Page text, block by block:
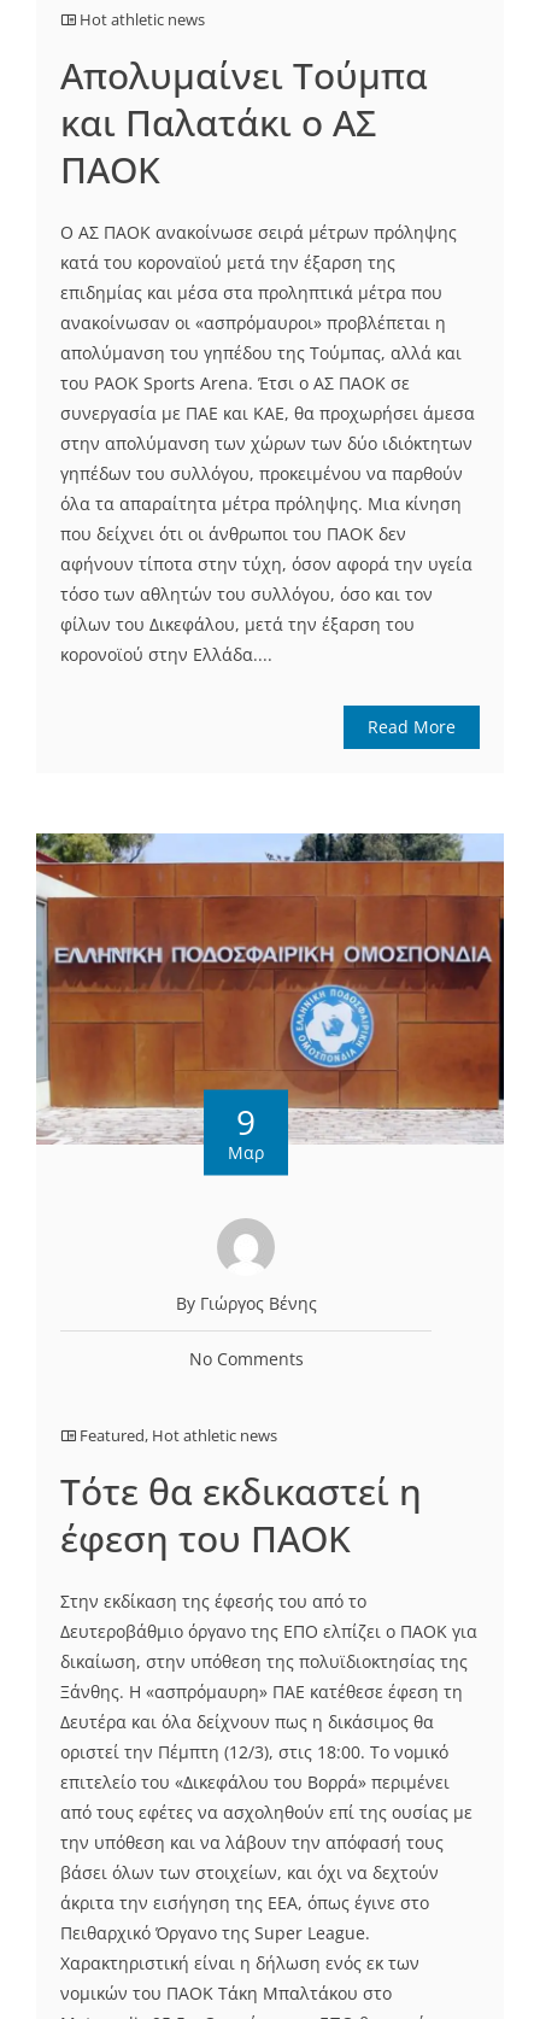
Hot athletic news
Απολυμαίνει Τούμπα
και Παλατάκι ο ΑΣ
ΠΑΟΚ
Ο ΑΣ ΠΑΟΚ ανακοίνωσε σειρά μέτρων πρόληψης
κατά του κοροναϊού μετά την έξαρση της
επιδημίας και μέσα στα προληπτικά μέτρα που
ανακοίνωσαν οι «ασπρόμαυροι» προβλέπεται η
απολύμανση του γηπέδου της Τούμπας, αλλά και
του PAOK Sports Arena. Έτσι ο ΑΣ ΠΑΟΚ σε
συνεργασία με ΠΑΕ και ΚΑΕ, θα προχωρήσει άμεσα
στην απολύμανση των χώρων των δύο ιδιόκτητων
γηπέδων του συλλόγου, προκειμένου να παρθούν
όλα τα απαραίτητα μέτρα πρόληψης. Μια κίνηση
που δείχνει ότι οι άνθρωποι του ΠΑΟΚ δεν
αφήνουν τίποτα στην τύχη, όσον αφορά την υγεία
τόσο των αθλητών του συλλόγου, όσο και τον
φίλων του Δικεφάλου, μετά την έξαρση του
κορονοϊού στην Ελλάδα....
Read More
9
Μαρ
By Γιώργος Βένης
No Comments
Featured, Hot athletic news
Τότε θα εκδικαστεί η
έφεση του ΠΑΟΚ
Στην εκδίκαση της έφεσής του από το
Δευτεροβάθμιο όργανο της ΕΠΟ ελπίζει ο ΠΑΟΚ για
δικαίωση, στην υπόθεση της πολυϊδιοκτησίας της
Ξάνθης. Η «ασπρόμαυρη» ΠΑΕ κατέθεσε έφεση τη
Δευτέρα και όλα δείχνουν πως η δικάσιμος θα
οριστεί την Πέμπτη (12/3), στις 18:00. Το νομικό
επιτελείο του «Δικεφάλου του Βορρά» περιμένει
από τους εφέτες να ασχοληθούν επί της ουσίας με
την υπόθεση και να λάβουν την απόφασή τους
βάσει όλων των στοιχείων, και όχι να δεχτούν
άκριτα την εισήγηση της ΕΕΑ, όπως έγινε στο
Πειθαρχικό Όργανο της Super League.
Χαρακτηριστική είναι η δήλωση ενός εκ των
νομικών του ΠΑΟΚ Τάκη Μπαλτάκου στο